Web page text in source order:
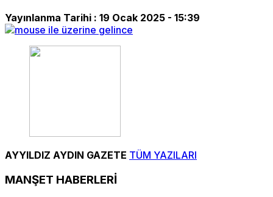
Yayınlanma Tarihi : 19 Ocak 2025 - 15:39
AYYILDIZ AYDIN GAZETE TÜM YAZILARI
MANŞET HABERLERİ